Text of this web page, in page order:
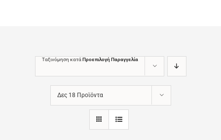
Ταξινόμηση κατά Προεπιλογή Παραγγελία
Δες 18 Προϊόντα